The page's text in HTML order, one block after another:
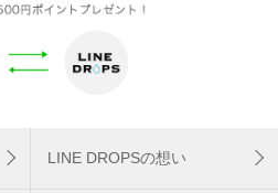
LINE DROPSの想い